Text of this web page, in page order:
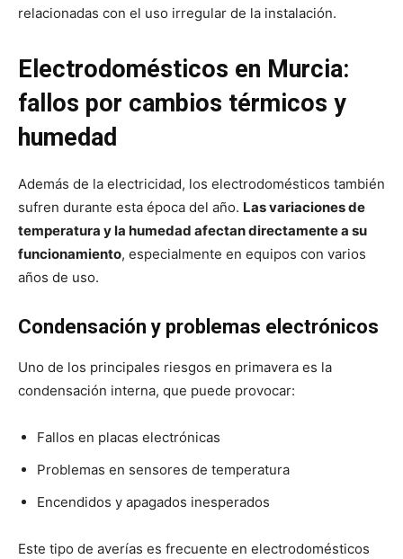
relacionadas con el uso irregular de la instalación.
Electrodomésticos en Murcia:
fallos por cambios térmicos y
humedad
Además de la electricidad, los electrodomésticos también
sufren durante esta época del año. Las variaciones de
temperatura y la humedad afectan directamente a su
funcionamiento, especialmente en equipos con varios
años de uso.
Condensación y problemas electrónicos
Uno de los principales riesgos en primavera es la
condensación interna, que puede provocar:
Fallos en placas electrónicas
Problemas en sensores de temperatura
Encendidos y apagados inesperados
Este tipo de averías es frecuente en electrodomésticos